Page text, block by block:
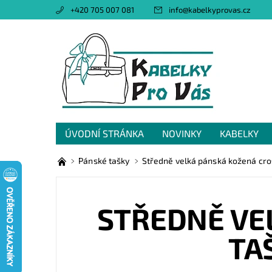
+420 705 007 081 info@kabelkyprovas.cz
ÚVODNÍ STRÁNKA NOVINKY
KABELKY
OBCHODNÍ PODMÍNKY
GDPR NAPIŠTE
Pánské tašky Středně velká pánská kožená
STŘEDNĚ